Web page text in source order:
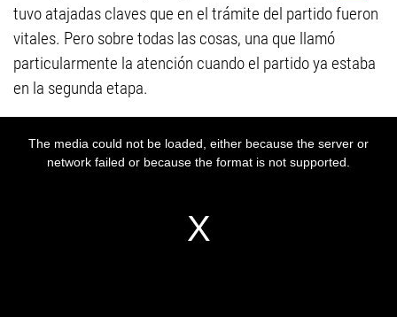
tuvo atajadas claves que en el trámite del partido fueron
vitales. Pero sobre todas las cosas, una que llamó
particularmente la atención cuando el partido ya estaba
en la segunda etapa.